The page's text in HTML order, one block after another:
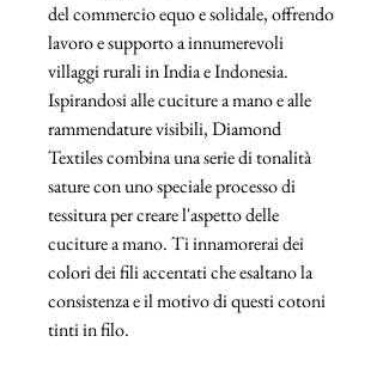
del commercio equo e solidale, offrendo
lavoro e supporto a innumerevoli
villaggi rurali in India e Indonesia.
Ispirandosi alle cuciture a mano e alle
rammendature visibili, Diamond
Textiles combina una serie di tonalità
sature con uno speciale processo di
tessitura per creare l'aspetto delle
cuciture a mano. Ti innamorerai dei
colori dei fili accentati che esaltano la
consistenza e il motivo di questi cotoni
tinti in filo.